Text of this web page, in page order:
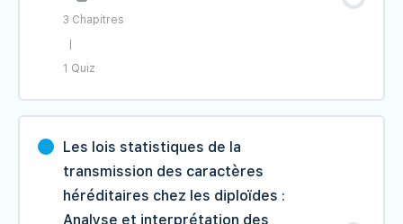
3 Chapitres
|
1 Quiz
Les lois statistiques de la
transmission des caractères
héréditaires chez les diploïdes :
Analyse et interprétation des